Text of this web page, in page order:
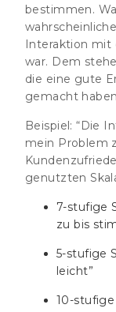
bestimmen.
Interaktion mit
war. Dem
die eine gute
gemacht haben
Beispiel: “Die
mein Problem
genutzten
7-stufige
zu bis
5-stufige
leicht”
10-stufige